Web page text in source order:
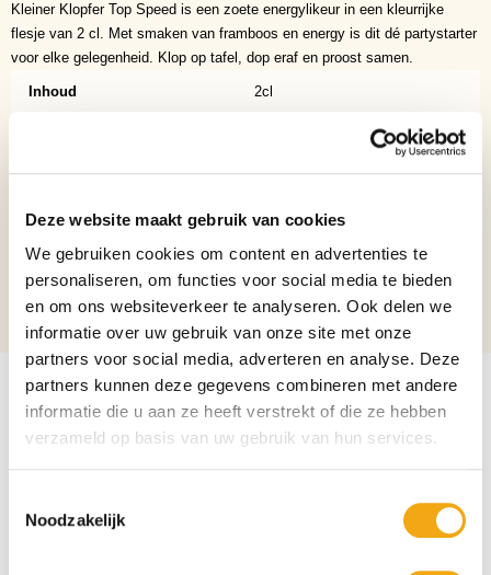
Deze website maakt gebruik van cookies
We gebruiken cookies om content en advertenties te
personaliseren, om functies voor social media te bieden
en om ons websiteverkeer te analyseren. Ook delen we
informatie over uw gebruik van onze site met onze
partners voor social media, adverteren en analyse. Deze
partners kunnen deze gegevens combineren met andere
informatie die u aan ze heeft verstrekt of die ze hebben
verzameld op basis van uw gebruik van hun services.
Noodzakelijk
Kleiner Klopfer Top Speed is een zoete energylikeur in een kleurrijke
flesje van 2 cl. Met smaken van framboos en energy is dit dé partystarter
voor elke gelegenheid. Klop op tafel, dop eraf en proost samen.
Inhoud 2cl
Binnenlands? Nee
Verpakking Per stuk
Aantal per verpakking 1
Alcoholpercentage 15%